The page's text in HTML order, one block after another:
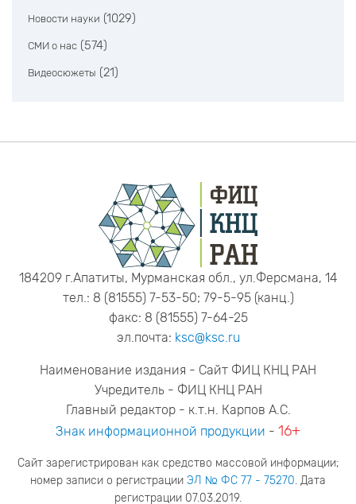
Новости науки (1029)
СМИ о нас (574)
Видеосюжеты (21)
184209 г.Апатиты, Мурманская обл., ул.Ферсмана, 14
тел.: 8 (81555) 7-53-50; 79-5-95 (канц.)
факс: 8 (81555) 7-64-25
эл.почта: ksc@ksc.ru
Наименование издания - Сайт ФИЦ КНЦ РАН
Учредитель - ФИЦ КНЦ РАН
Главный редактор - к.т.н. Карпов А.С.
Знак информационной продукции - 16+
Сайт зарегистрирован как средство массовой информации;
номер записи о регистрации ЭЛ № ФС 77 - 75270. Дата
регистрации 07.03.2019.